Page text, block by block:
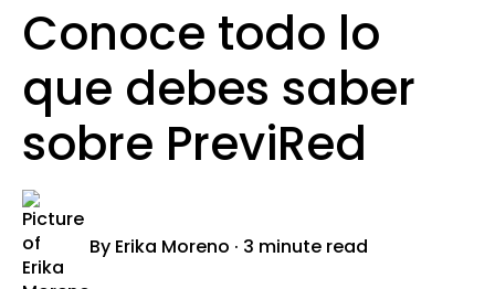
Conoce todo lo
que debes saber
sobre PreviRed
By Erika Moreno · 3 minute read